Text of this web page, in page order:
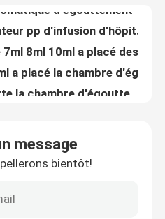
médical
message
bientôt!